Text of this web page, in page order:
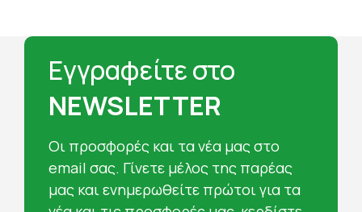
Εγγραφείτε στο
NEWSLETTER
Oι προσφορές και τα νέα μας στο
email σας. Γίνετε μέλος της παρέας
μας και ενημερωθείτε πρώτοι για τα